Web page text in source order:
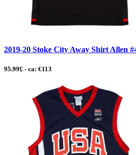
2019-20 Stoke City Away Shirt Allen
95.99£ - ca: €113